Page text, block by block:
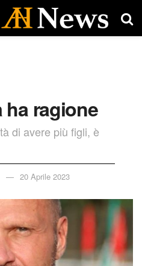
ragione
di avere più figli, è
20 Aprile 2023